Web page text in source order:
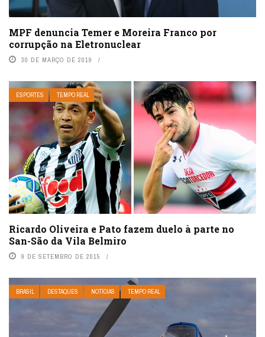
MPF denuncia Temer e Moreira Franco por
corrupção na Eletronuclear
30 DE MARÇO DE 2019
ESPORTES TEMPO REAL
Ricardo Oliveira e Pato fazem duelo à parte no
San-São da Vila Belmiro
9 DE SETEMBRO DE 2015
BRASIL DESTAQUES NOTÍCIAS TEMPO REAL